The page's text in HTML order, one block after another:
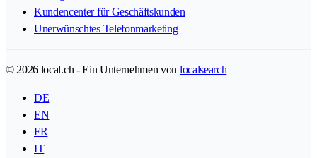
Kundencenter für Geschäftskunden
Unerwünschtes Telefonmarketing
© 2026 local.ch - Ein Unternehmen von localsearch
DE
EN
FR
IT